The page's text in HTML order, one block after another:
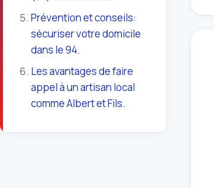
Prévention et conseils:
sécuriser votre domicile
dans le 94.
Les avantages de faire
appel à un artisan local
comme Albert et Fils.